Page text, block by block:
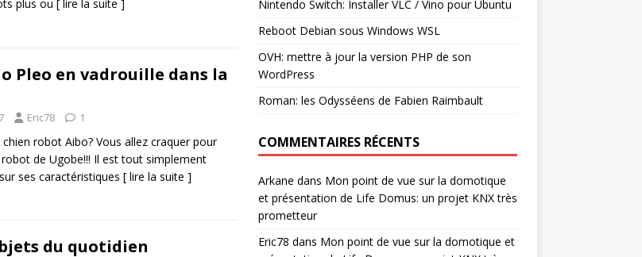
plus ou [ lire la suite ]
Pleo en vadrouille dans la
Eric78 1
robot Aibo? Vous allez craquer pour
de Ugobe!!! Il est tout simplement
ses caractéristiques [ lire la suite ]
du quotidien
Nintendo Switch: Installer VLC / Vino pour Ubuntu
Reboot Debian sous Windows WSL
OVH: mettre à jour la version PHP de son
WordPress
Roman: les Odysséens de Fabien Raimbault
COMMENTAIRES RÉCENTS
Arkane dans Mon point de vue sur la domotique
et présentation de Life Domus: un projet KNX très
prometteur
Eric78 dans Mon point de vue sur la domotique et